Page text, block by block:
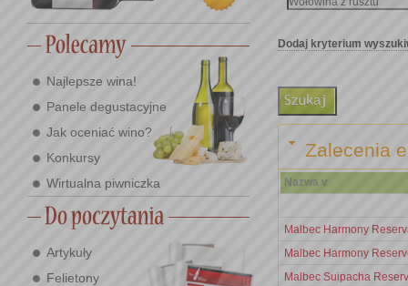
Najlepsze wina!
Panele degustacyjne
Jak oceniać wino?
Konkursy
Wirtualna piwniczka
Artykuły
Felietony
Dodaj kryterium
Zalecenia
Nazwa v
Malbec Harmony
Malbec Harmony
Malbec Suipacha